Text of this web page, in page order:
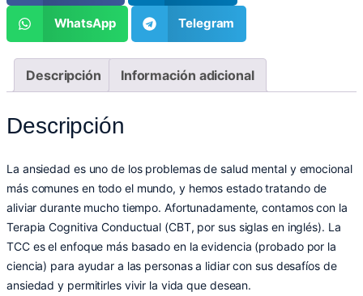
WhatsApp Telegram
Descripción Información adicional
Descripción
La ansiedad es uno de los problemas de salud mental y emocional
más comunes en todo el mundo, y hemos estado tratando de
aliviar durante mucho tiempo. Afortunadamente, contamos con la
Terapia Cognitiva Conductual (CBT, por sus siglas en inglés). La
TCC es el enfoque más basado en la evidencia (probado por la
ciencia) para ayudar a las personas a lidiar con sus desafíos de
ansiedad y permitirles vivir la vida que desean.